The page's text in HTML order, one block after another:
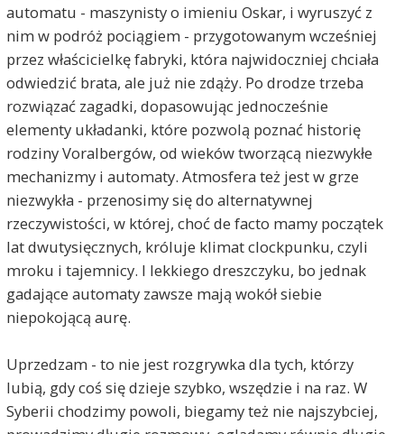
automatu - maszynisty o imieniu Oskar, i wyruszyć z
nim w podróż pociągiem - przygotowanym wcześniej
przez właścicielkę fabryki, która najwidoczniej chciała
odwiedzić brata, ale już nie zdąży. Po drodze trzeba
rozwiązać zagadki, dopasowując jednocześnie
elementy układanki, które pozwolą poznać historię
rodziny Voralbergów, od wieków tworzącą niezwykłe
mechanizmy i automaty. Atmosfera też jest w grze
niezwykła - przenosimy się do alternatywnej
rzeczywistości, w której, choć de facto mamy początek
lat dwutysięcznych, króluje klimat clockpunku, czyli
mroku i tajemnicy. I lekkiego dreszczyku, bo jednak
gadające automaty zawsze mają wokół siebie
niepokojącą aurę.
Uprzedzam - to nie jest rozgrywka dla tych, którzy
lubią, gdy coś się dzieje szybko, wszędzie i na raz. W
Syberii chodzimy powoli, biegamy też nie najszybciej,